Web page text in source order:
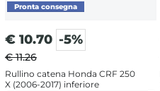
€ 10.70 -5%
€ 11.26
Rullino catena Honda CRF 250
X (2006-2017) inferiore